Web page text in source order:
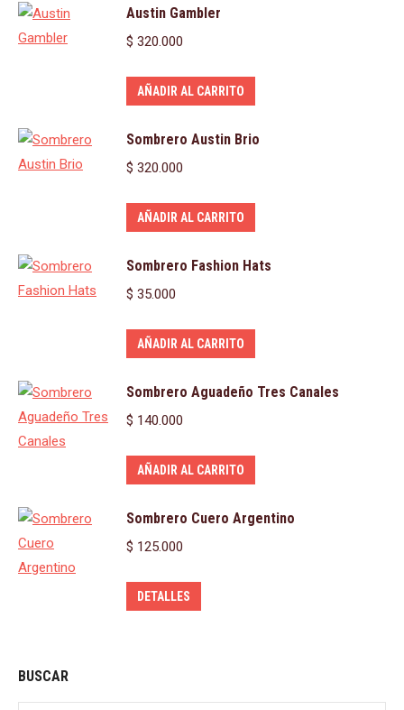
Austin Gambler
$ 320.000
AÑADIR AL CARRITO
Sombrero Austin Brio
$ 320.000
AÑADIR AL CARRITO
Sombrero Fashion Hats
$ 35.000
AÑADIR AL CARRITO
Sombrero Aguadeño Tres Canales
$ 140.000
AÑADIR AL CARRITO
Sombrero Cuero Argentino
$ 125.000
DETALLES
BUSCAR